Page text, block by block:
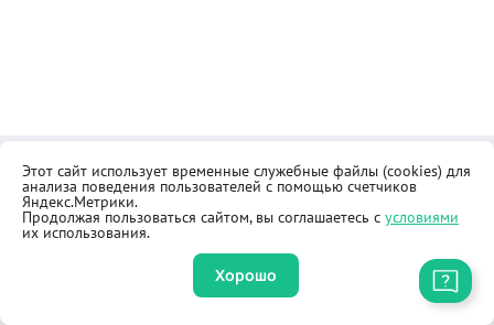
Контакты
Как купить
Общественная приёмная
Реквизиты
Оферта
Правила продажи товаров
Этот сайт использует временные служебные файлы (cookies) для
анализа поведения пользователей с помощью счетчиков
Яндекс.Метрики.
Продолжая пользоваться сайтом, вы соглашаетесь с условиями
их использования.
Хорошо